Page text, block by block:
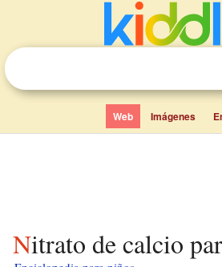
Web Imágenes
Nitrato de calcio